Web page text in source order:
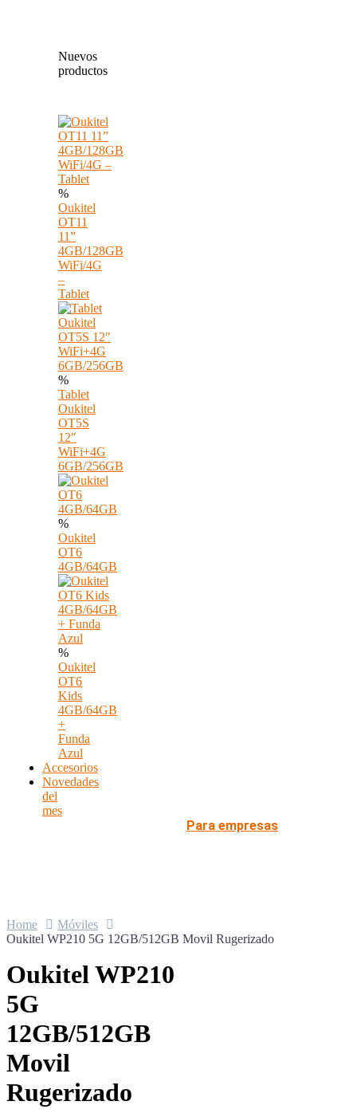
Nuevos
productos
%
Oukitel
OT11
11”
4GB/128GB
WiFi/4G
–
Tablet
%
Tablet
Oukitel
OT5S
12″
WiFi+4G
6GB/256GB
%
Oukitel
OT6
4GB/64GB
%
Oukitel
OT6
Kids
4GB/64GB
+
Funda
Azul
Accesorios
Novedades
del
mes
Para empresas
Home
Móviles
Oukitel WP210 5G 12GB/512GB Movil Rugerizado
Oukitel WP210
5G
12GB/512GB
Movil
Rugerizado